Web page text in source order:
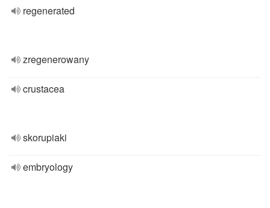
regenerated
zregenerowany
crustacea
skorupiaki
embryology